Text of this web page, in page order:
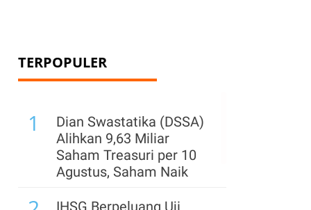
TERPOPULER
1
Dian Swastatika (DSSA)
Alihkan 9,63 Miliar
Saham Treasuri per 10
Agustus, Saham Naik
IHSG Berpeluang Uji